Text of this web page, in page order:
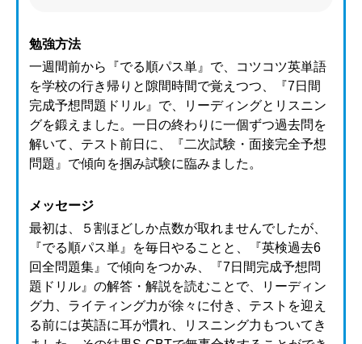
勉強方法
一週間前から『でる順パス単』で、コツコツ英単語
を学校の行き帰りと隙間時間で覚えつつ、『7日間
完成予想問題ドリル』で、リーディングとリスニン
グを鍛えました。一日の終わりに一個ずつ過去問を
解いて、テスト前日に、『二次試験・面接完全予想
問題』で傾向を掴み試験に臨みました。
メッセージ
最初は、５割ほどしか点数が取れませんでしたが、
『でる順パス単』を毎日やることと、『英検過去6
回全問題集』で傾向をつかみ、『7日間完成予想問
題ドリル』の解答・解説を読むことで、リーディン
グ力、ライティング力が徐々に付き、テストを迎え
る前には英語に耳が慣れ、リスニング力もついてき